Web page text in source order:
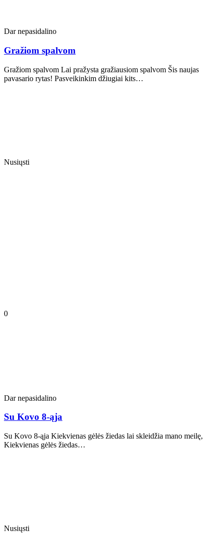
Dar nepasidalino
Gražiom spalvom
Gražiom spalvom Lai pražysta gražiausiom spalvom Šis naujas
pavasario rytas! Pasveikinkim džiugiai kits…
Nusiųsti
0
Dar nepasidalino
Su Kovo 8-ąja
Su Kovo 8-ąja Kiekvienas gėlės žiedas lai skleidžia mano meilę,
Kiekvienas gėlės žiedas…
Nusiųsti